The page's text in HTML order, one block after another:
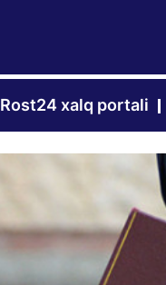
Rost24 xalq portali